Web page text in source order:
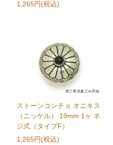
1,265円(税込)
ストーンコンチョ オニキス
（ニッケル） 19mm 1ヶ ネ
ジ式（タイプF）
1,265円(税込)